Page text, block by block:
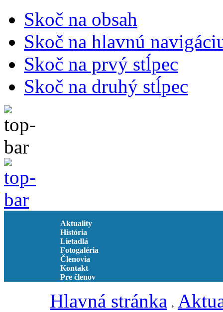
Skoč na obsah
Skoč na hlavnú
Skoč na prvý stĺpec
Skoč na druhý stĺpec
Aktuality
História
Lietadlá
Fotogaléria
Členovia
Kontakt
Pre členov
Hlavná stránka